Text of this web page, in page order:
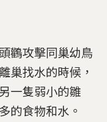
鸛攻擊同巢幼鳥
巢找水的時候，
一隻弱小的雛
的食物和水。